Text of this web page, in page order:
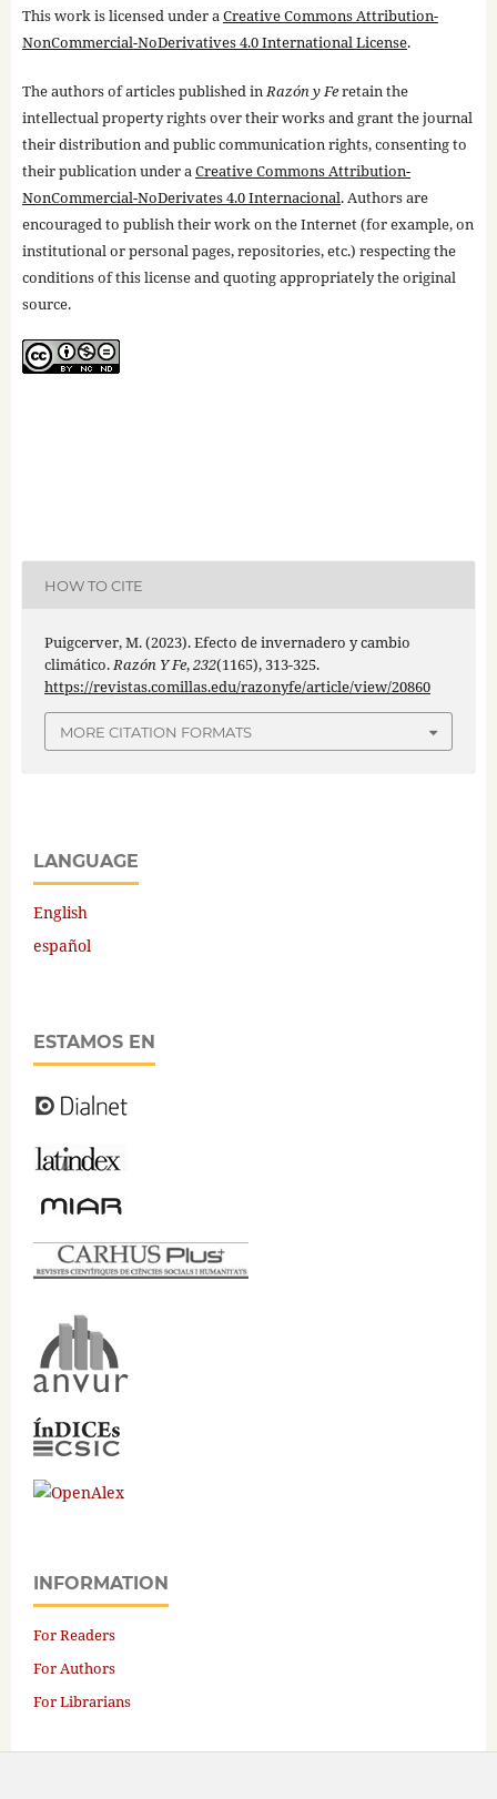
This work is licensed under aCreative Commons Attribution-
NonCommercial-NoDerivatives 4.0 International License.
The authors of articles published inRazón y Feretain the
intellectual property rights over their works and grant the journal
their distribution and public communication rights, consenting to
their publication under aCreative Commons Attribution-
NonCommercial-NoDerivates 4.0 Internacional. Authors are
encouraged to publish their work on the Internet (for example, on
institutional or personal pages, repositories, etc.) respecting the
conditions of this license and quoting appropriately the original
source.
HOW TO CITE
Puigcerver, M. (2023). Efecto de invernadero y cambio
climático.Razón Y Fe,232(1165), 313-325.
https://revistas.comillas.edu/razonyfe/article/view/20860
MORE CITATION FORMATS
LANGUAGE
English
español
ESTAMOS EN
INFORMATION
For Readers
For Authors
For Librarians